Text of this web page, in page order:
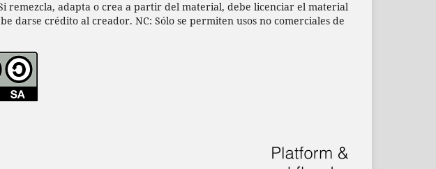
remezcla, adapta o crea a partir del material, debe licenciar el material
darse crédito al creador. NC: Sólo se permiten usos no comerciales de